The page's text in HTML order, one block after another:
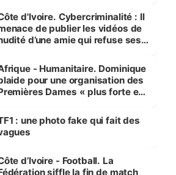
Transports
d'Ivoire. Cybercriminalité : Il
de publier les vidéos de
d’une amie qui refuse ses
- Humanitaire. Dominique
pour une organisation des
Dames « plus forte et
la scène internationale »
: une photo fake qui fait des
d’Ivoire - Football. La
siffle la fin de match